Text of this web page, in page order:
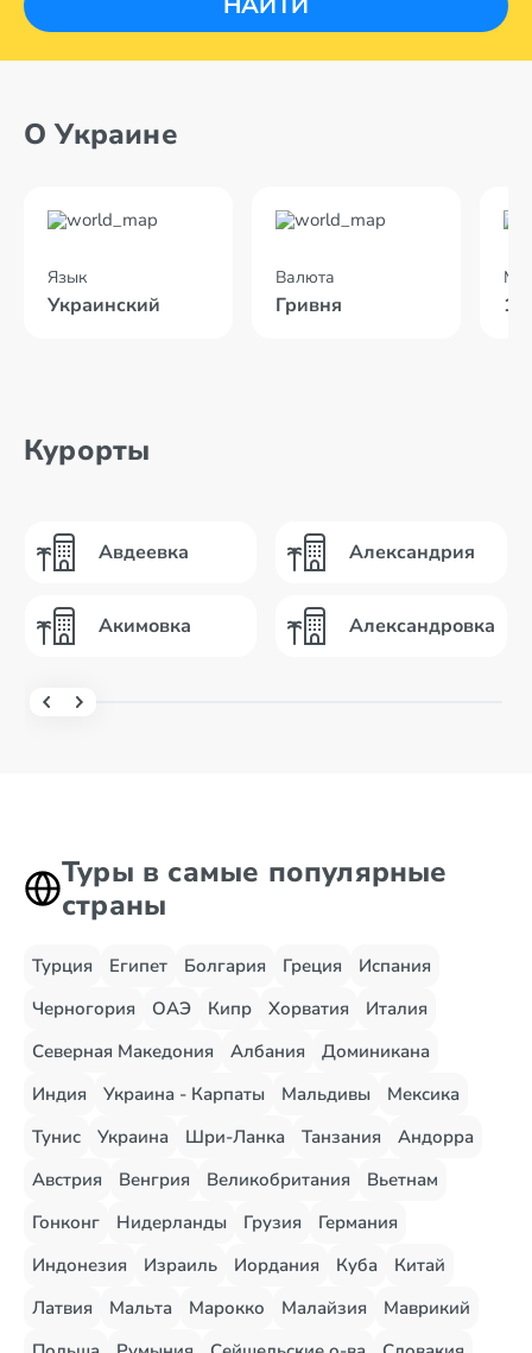
О Украине
Язык
Украинский
Валюта
Гривня
Курорты
Авдеевка
Акимовка
Александрия
Александровка
Туры в самые популярные
страны
Турция Египет Болгария Греция
Испания
Черногория
ОАЭ Кипр Хорватия
Италия
Северная Македония
Албания
Доминикана
Индия
Украина - Карпаты Мальдивы
Мексика
Тунис
Украина Шри-Ланка Танзания
Андорра
Австрия
Венгрия Великобритания
Вьетнам
Гонконг
Нидерланды Грузия
Германия
Индонезия
Израиль Иордания Куба
Китай
Латвия
Мальта Марокко Малайзия
Маврикий